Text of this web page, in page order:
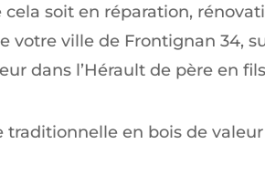
soit en réparation,
votre ville de Frontignan 34,
dans l’Hérault de père en
en bois de